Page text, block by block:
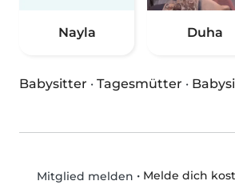
Nayla Duha
Babysitter · Tagesmütter ·
Mitglied melden • Melde dich